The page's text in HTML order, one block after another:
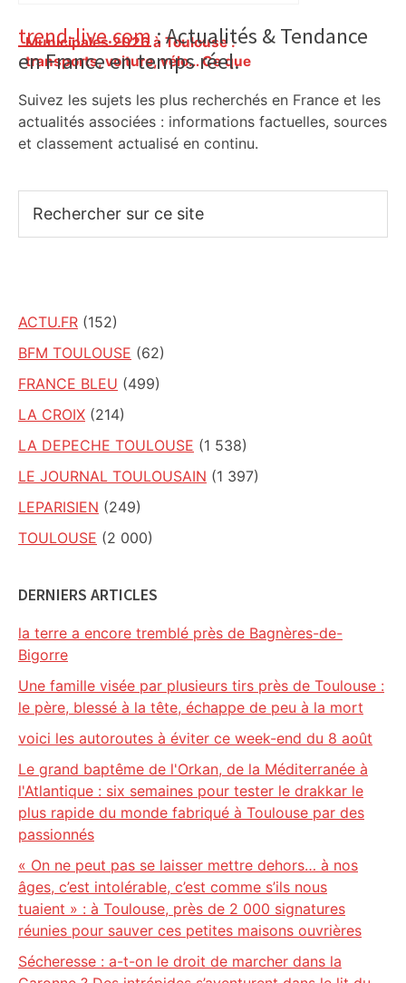
Municipales 2026 à Toulouse :
transports, voiture, vélo… Ce que
mobilités – Actu.fr
Primary
Sidebar
trend-live.com: Actualités & Tendance
en France en temps réel.
Suivez les sujets les plus recherchés en France et les
actualités associées : informations factuelles, sources
et classement actualisé en continu.
sur
ACTU.FR (152)
BFM TOULOUSE (62)
FRANCE BLEU (499)
LA CROIX (214)
LA DEPECHE TOULOUSE (1 538)
LE JOURNAL TOULOUSAIN (1 397)
LEPARISIEN (249)
TOULOUSE (2 000)
DERNIERS ARTICLES
la terre a encore tremblé près de Bagnères-de-
Bigorre
Une famille visée par plusieurs tirs près de Toulouse :
le père, blessé à la tête, échappe de peu à la mort
voici les autoroutes à éviter ce week-end du 8 août
Le grand baptême de l'Orkan, de la Méditerranée à
l'Atlantique : six semaines pour tester le drakkar le
plus rapide du monde fabriqué à Toulouse par des
passionnés
« On ne peut pas se laisser mettre dehors… à nos
âges, c’est intolérable, c’est comme s’ils nous
tuaient » : à Toulouse, près de 2 000 signatures
réunies pour sauver ces petites maisons ouvrières
Sécheresse : a-t-on le droit de marcher dans la